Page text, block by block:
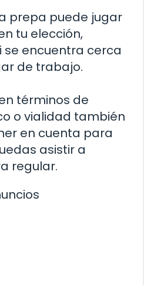
prepa puede jugar
tu elección,
encuentra cerca
de trabajo.
términos de
o vialidad también
en cuenta para
asistir a
regular.